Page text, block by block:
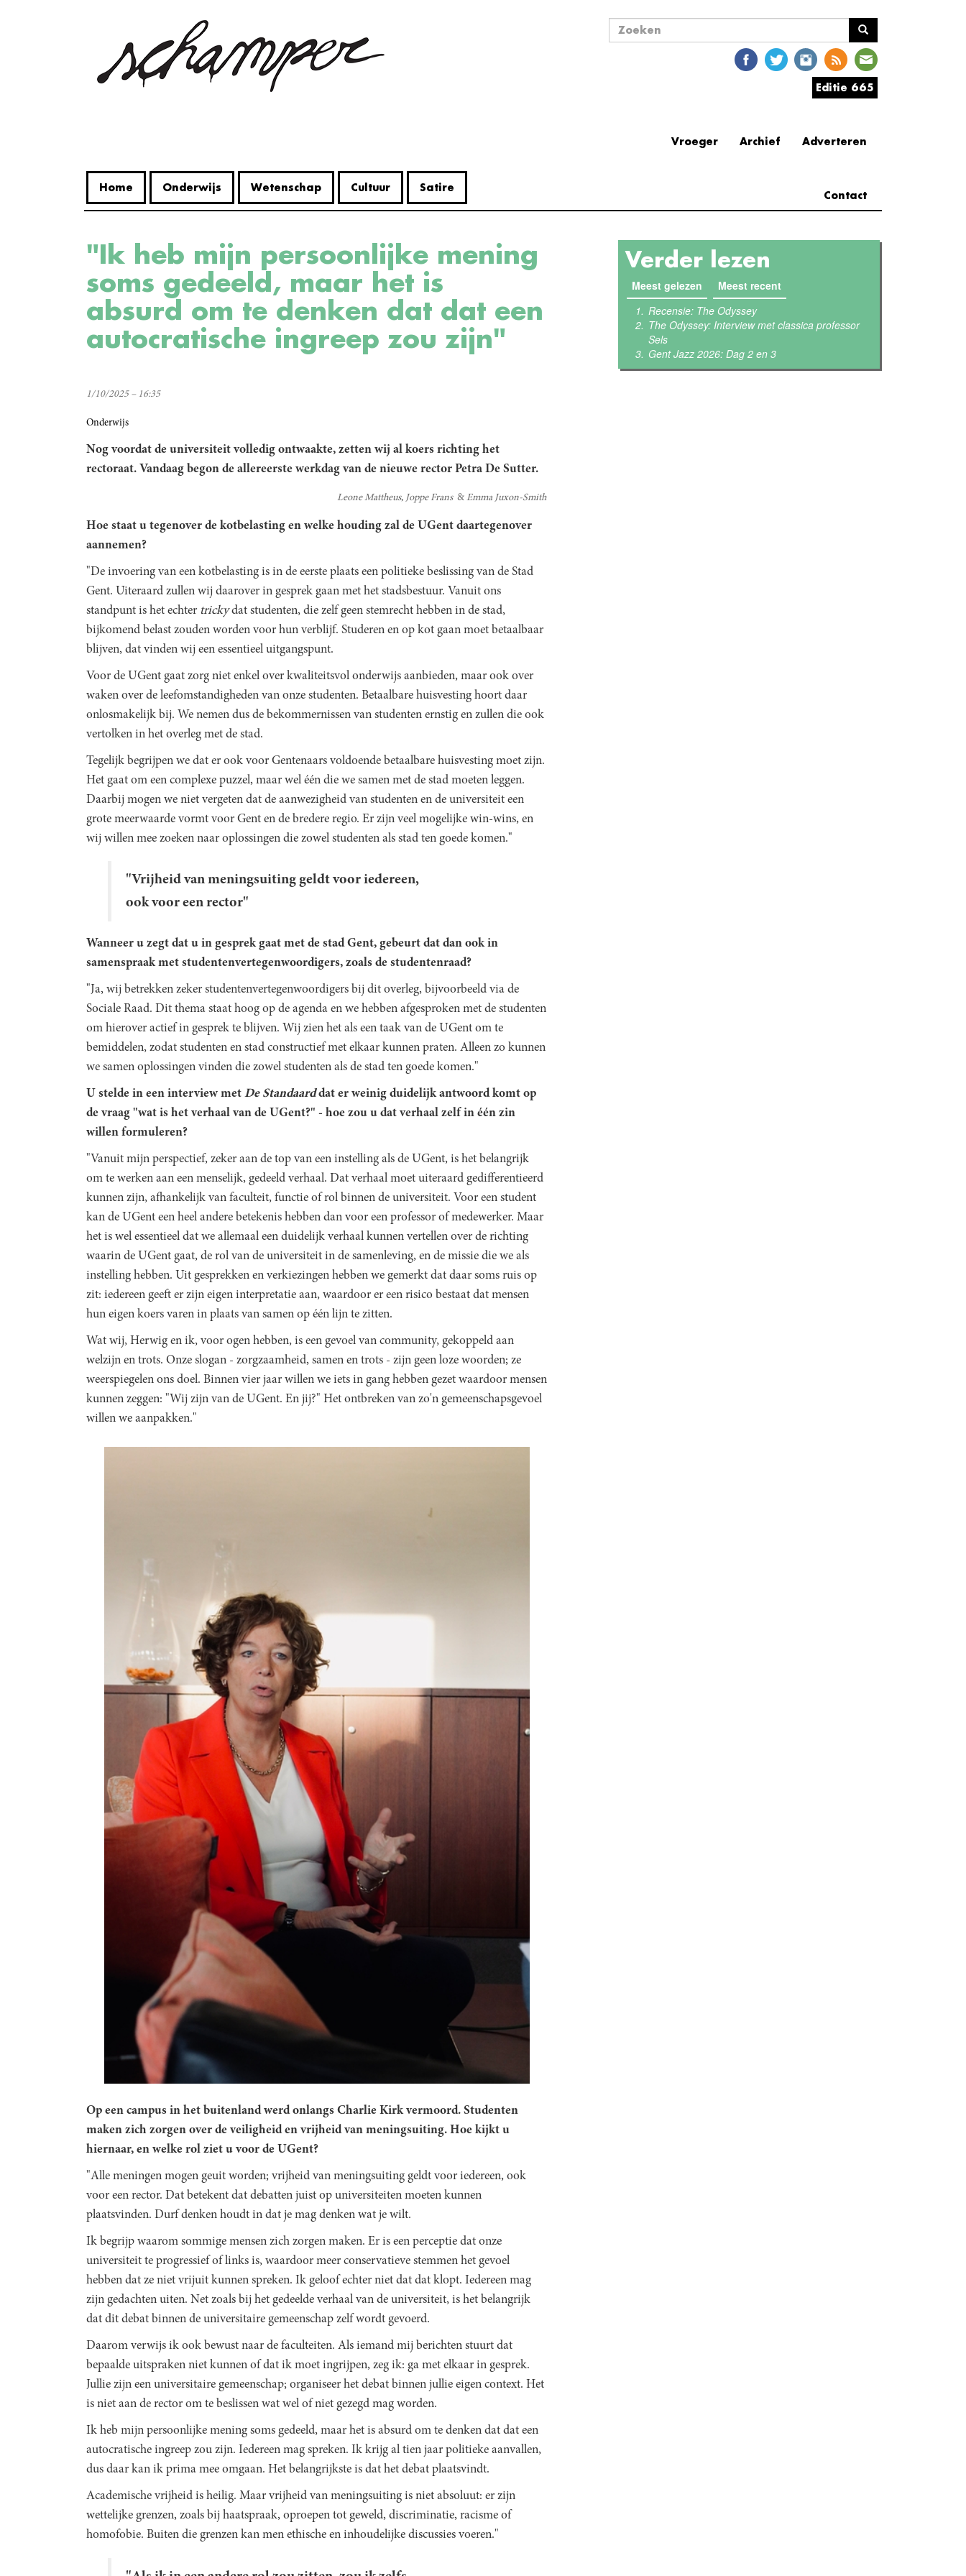
Home Onderwijs Wetenschap Cultuur Satire
Zoekveld
Editie 665
Adverteren
Archief
Vroeger
Contact
"Ik heb mijn persoonlijke mening
soms gedeeld, maar het is
absurd om te denken dat dat een
autocratische ingreep zou zijn"
1/10/2025 – 16:35
Onderwijs
Nog voordat de universiteit volledig ontwaakte, zetten wij al koers richting het
rectoraat. Vandaag begon de allereerste werkdag van de nieuwe rector Petra De Sutter.
Leone Mattheus Joppe Frans Emma Juxon-Smith
Hoe staat u tegenover de kotbelasting en welke houding zal de UGent daartegenover
aannemen?
"De invoering van een kotbelasting is in de eerste plaats een politieke beslissing van de Stad
Gent. Uiteraard zullen wij daarover in gesprek gaan met het stadsbestuur. Vanuit ons
standpunt is het echter trickydat studenten, die zelf geen stemrecht hebben in de stad,
bijkomend belast zouden worden voor hun verblijf. Studeren en op kot gaan moet betaalbaar
blijven, dat vinden wij een essentieel uitgangspunt.
Voor de UGent gaat zorg niet enkel over kwaliteitsvol onderwijs aanbieden, maar ook over
waken over de leefomstandigheden van onze studenten. Betaalbare huisvesting hoort daar
onlosmakelijk bij. We nemen dus de bekommernissen van studenten ernstig en zullen die ook
vertolken in het overleg met de stad.
Tegelijk begrijpen we dat er ook voor Gentenaars voldoende betaalbare huisvesting moet zijn.
Het gaat om een complexe puzzel, maar wel één die we samen met de stad moeten leggen.
Daarbij mogen we niet vergeten dat de aanwezigheid van studenten en de universiteit een
grote meerwaarde vormt voor Gent en de bredere regio. Er zijn veel mogelijke win-wins, en
wij willen mee zoeken naar oplossingen die zowel studenten als stad ten goede komen."
"Vrijheid van meningsuiting geldt voor iedereen,
ook voor een rector"
Wanneer u zegt dat u in gesprek gaat met de stad Gent, gebeurt dat dan ook in
samenspraak met studentenvertegenwoordigers, zoals de studentenraad?
"Ja, wij betrekken zeker studentenvertegenwoordigers bij dit overleg, bijvoorbeeld via de
Sociale Raad. Dit thema staat hoog op de agenda en we hebben afgesproken met de studenten
om hierover actief in gesprek te blijven. Wij zien het als een taak van de UGent om te
bemiddelen, zodat studenten en stad constructief met elkaar kunnen praten. Alleen zo kunnen
we samen oplossingen vinden die zowel studenten als de stad ten goede komen."
U stelde in een interview met De Standaarddat er weinig duidelijk antwoord komt op
de vraag "wat is het verhaal van de UGent?" - hoe zou u dat verhaal zelf in één zin
willen formuleren?
"Vanuit mijn perspectief, zeker aan de top van een instelling als de UGent, is het belangrijk
om te werken aan een menselijk, gedeeld verhaal. Dat verhaal moet uiteraard gedifferentieerd
kunnen zijn, afhankelijk van faculteit, functie of rol binnen de universiteit. Voor een student
kan de UGent een heel andere betekenis hebben dan voor een professor of medewerker. Maar
het is wel essentieel dat we allemaal een duidelijk verhaal kunnen vertellen over de richting
waarin de UGent gaat, de rol van de universiteit in de samenleving, en de missie die we als
instelling hebben. Uit gesprekken en verkiezingen hebben we gemerkt dat daar soms ruis op
zit: iedereen geeft er zijn eigen interpretatie aan, waardoor er een risico bestaat dat mensen
hun eigen koers varen in plaats van samen op één lijn te zitten.
Wat wij, Herwig en ik, voor ogen hebben, is een gevoel van community, gekoppeld aan
welzijn en trots. Onze slogan - zorgzaamheid, samen en trots - zijn geen loze woorden; ze
weerspiegelen ons doel. Binnen vier jaar willen we iets in gang hebben gezet waardoor mensen
kunnen zeggen: "Wij zijn van de UGent. En jij?" Het ontbreken van zo'n gemeenschapsgevoel
willen we aanpakken."
Op een campus in het buitenland werd onlangs Charlie Kirkvermoord. Studenten
maken zich zorgen over de veiligheid en vrijheid van meningsuiting. Hoe kijkt u
hiernaar, en welke rol ziet u voor de UGent?
"Alle meningen mogen geuit worden; vrijheid van meningsuiting geldt voor iedereen, ook
voor een rector. Dat betekent dat debatten juist op universiteiten moeten kunnen
plaatsvinden. Durf denken houdt in dat je mag denken wat je wilt.
Ik begrijp waarom sommige mensen zich zorgen maken. Er is een perceptie dat onze
universiteit te progressief of links is, waardoor meer conservatieve stemmen het gevoel
hebben dat ze niet vrijuit kunnen spreken. Ik geloof echter niet dat dat klopt. Iedereen mag
zijn gedachten uiten. Net zoals bij het gedeelde verhaal van de universiteit, is het belangrijk
dat dit debat binnen de universitaire gemeenschap zelf wordt gevoerd.
Daarom verwijs ik ook bewust naar de faculteiten. Als iemand mij berichten stuurt dat
bepaalde uitspraken niet kunnen of dat ik moet ingrijpen, zeg ik: ga met elkaar in gesprek.
Jullie zijn een universitaire gemeenschap; organiseer het debat binnen jullie eigen context. Het
is niet aan de rector om te beslissen wat wel of niet gezegd mag worden.
Ik heb mijn persoonlijke mening soms gedeeld, maar het is absurd om te denken dat dat een
autocratische ingreep zou zijn. Iedereen mag spreken. Ik krijg al tien jaar politieke aanvallen,
dus daar kan ik prima mee omgaan. Het belangrijkste is dat het debat plaatsvindt.
Academische vrijheid is heilig. Maar vrijheid van meningsuiting is niet absoluut: er zijn
wettelijke grenzen, zoals bij haatspraak, oproepen tot geweld, discriminatie, racisme of
homofobie. Buiten die grenzen kan men ethische en inhoudelijke discussies voeren."
Verder lezen
Meest gelezen (actieve tabblad)
Meest recent
Recensie: The Odyssey
The Odyssey: Interview met classica professor
Sels
Gent Jazz 2026: Dag 2 en 3